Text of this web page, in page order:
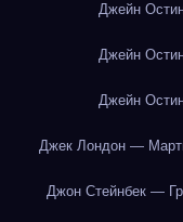
Джейн
Джейн
Джейн
Джек Лондон —
Джон Стейнбек —